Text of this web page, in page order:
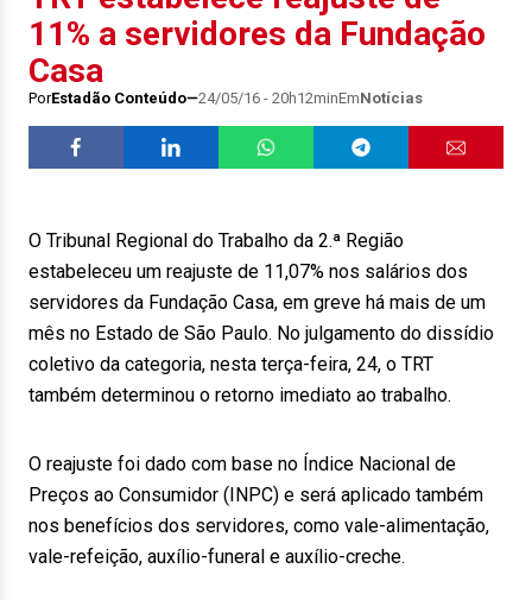
11% a servidores da Fundação
Casa
PorEstadão Conteúdo 24/05/16 - 20h12minEmNotícias
O Tribunal Regional do Trabalho da 2.ª Região
estabeleceu um reajuste de 11,07% nos salários dos
servidores da Fundação Casa, em greve há mais de um
mês no Estado de São Paulo. No julgamento do dissídio
coletivo da categoria, nesta terça-feira, 24, o TRT
também determinou o retorno imediato ao trabalho.
O reajuste foi dado com base no Índice Nacional de
Preços ao Consumidor (INPC) e será aplicado também
nos benefícios dos servidores, como vale-alimentação,
vale-refeição, auxílio-funeral e auxílio-creche.